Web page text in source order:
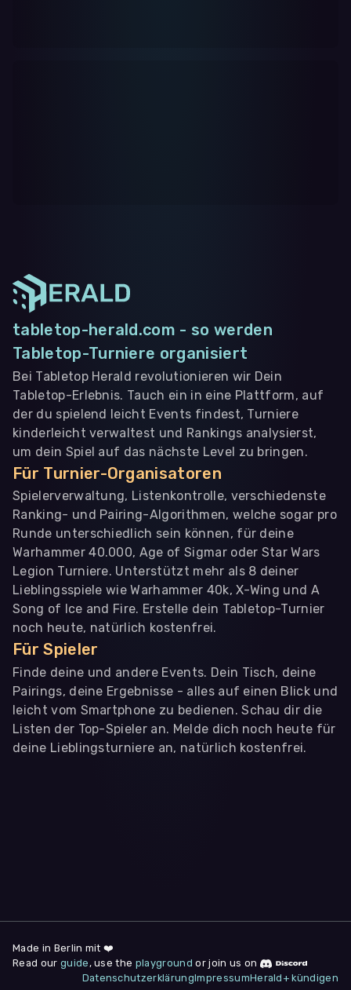
tabletop-herald.com - so werden
Tabletop-Turniere organisiert
Bei Tabletop Herald revolutionieren wir Dein
Tabletop-Erlebnis. Tauch ein in eine Plattform, auf
der du spielend leicht Events findest, Turniere
kinderleicht verwaltest und Rankings analysierst,
um dein Spiel auf das nächste Level zu bringen.
Für Turnier-Organisatoren
Spielerverwaltung, Listenkontrolle, verschiedenste
Ranking- und Pairing-Algorithmen, welche sogar pro
Runde unterschiedlich sein können, für deine
Warhammer 40.000, Age of Sigmar oder Star Wars
Legion Turniere. Unterstützt mehr als 8 deiner
Lieblingsspiele wie Warhammer 40k, X-Wing und A
Song of Ice and Fire. Erstelle dein Tabletop-Turnier
noch heute, natürlich kostenfrei.
Für Spieler
Finde deine und andere Events. Dein Tisch, deine
Pairings, deine Ergebnisse - alles auf einen Blick und
leicht vom Smartphone zu bedienen. Schau dir die
Listen der Top-Spieler an. Melde dich noch heute für
deine Lieblingsturniere an, natürlich kostenfrei.
deine Zustimmung jederzeit unter "
am Seitenende widerrufen.
Made in Berlin mit ❤️
Read our guide , use the playground or join us on
DatenschutzerklärungImpressumHerald+ kündigen